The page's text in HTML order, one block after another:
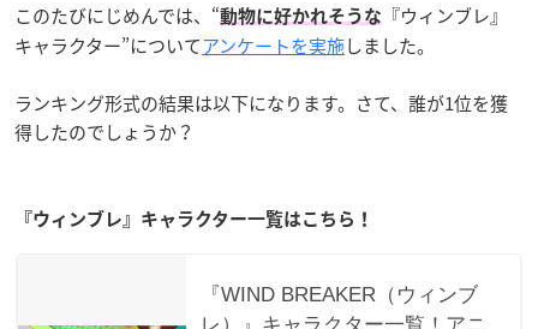
このたびにじめんでは、“動物に好かれそうな
『ウィンブレ』
キャラクター”についてアンケートを実施しました。
ランキング形式の結果は以下になります。さて、誰が1位を獲
得したのでしょうか？
『ウィンブレ』キャラクター一覧はこちら！